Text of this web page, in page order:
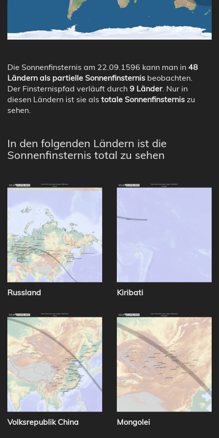
Die Sonnenfinsternis am 22.09.1596 kann man in 48
Ländern als partielle Sonnenfinsternis beobachten.
Der Finsternispfad verläuft durch 9 Länder. Nur in
diesen Ländern ist sie als totale Sonnenfinsternis zu
sehen.
In den folgenden Ländern ist die
Sonnenfinsternis total zu sehen
Russland Kiribati
Volksrepublik China Mongolei